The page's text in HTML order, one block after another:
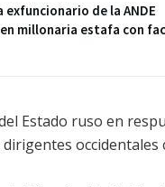
exfuncionario de la ANDE
millonaria estafa con
Estado ruso en
occidentales